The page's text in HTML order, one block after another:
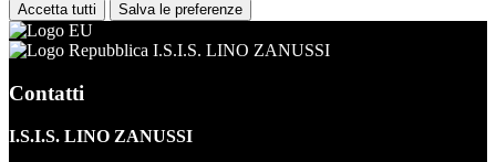
Accetta tutti Salva le preferenze
I.S.I.S. LINO ZANUSSI
Contatti
I.S.I.S. LINO ZANUSSI